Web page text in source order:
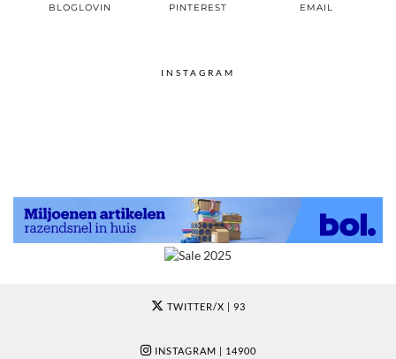
BLOGLOVIN PINTEREST EMAIL
INSTAGRAM
TWITTER/X | 93
INSTAGRAM | 14900